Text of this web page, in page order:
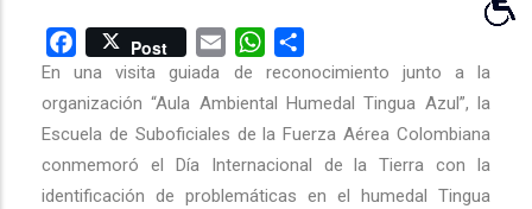
Facebook
Post Email WhatsApp
En una visita guiada de reconocimiento junto a la
organización “Aula Ambiental Humedal Tingua Azul”, la
Escuela de Suboficiales de la Fuerza Aérea Colombiana
conmemoró el Día Internacional de la Tierra con la
identificación de problemáticas en el humedal Tingua